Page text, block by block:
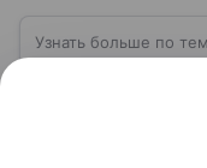
Узнать больше по
Перед выпуском